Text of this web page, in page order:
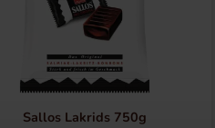
Sallos Lakrids 750g